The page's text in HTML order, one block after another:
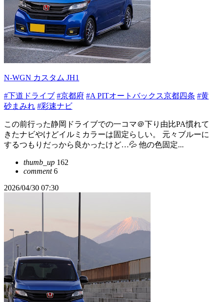
N-WGN カスタム JH1
#下道ドライブ #京都府 #A PITオートバックス京都四条 #黄
砂まみれ #彩速ナビ
この前行った静岡ドライブでの一コマ＠下り由比PA慣れて
きたナビやけどイルミカラーは固定らしい。 元々ブルーに
するつもりだっから良かったけど…💦 他の色固定...
thumb_up 162
comment6
2026/04/30 07:30